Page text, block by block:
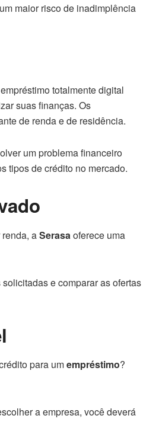
maior risco de inadimplência
totalmente digital
suas finanças. Os
de renda e de residência.
um problema financeiro
tipos de crédito no mercado.
aSerasaoferece uma
e comparar as ofertas
para umempréstimo?
a empresa, você deverá